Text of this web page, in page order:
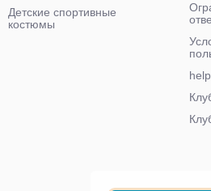
Детские спортивные
костюмы